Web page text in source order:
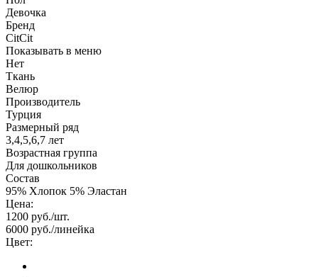
Девочка
Бренд
CitCit
Показывать в меню
Нет
Ткань
Велюр
Производитель
Турция
Размерный ряд
3,4,5,6,7 лет
Возрастная группа
Для дошкольников
Состав
95% Хлопок 5% Эластан
Цена:
1200 руб./шт.
6000 руб./линейка
Цвет: